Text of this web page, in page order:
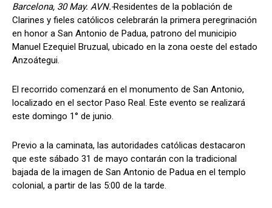
Barcelona, 30 May. AVN.-Residentes de la población de
Clarines y fieles católicos celebrarán la primera peregrinación
en honor a San Antonio de Padua, patrono del municipio
Manuel Ezequiel Bruzual, ubicado en la zona oeste del estado
Anzoátegui.
El recorrido comenzará en el monumento de San Antonio,
localizado en el sector Paso Real. Este evento se realizará
este domingo 1° de junio.
Previo a la caminata, las autoridades católicas destacaron
que este sábado 31 de mayo contarán con la tradicional
bajada de la imagen de San Antonio de Padua en el templo
colonial, a partir de las 5:00 de la tarde.